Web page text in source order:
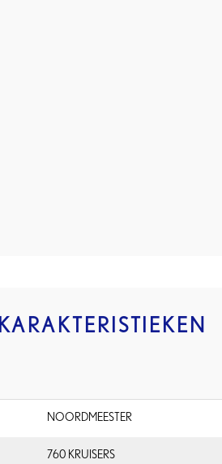
KARAKTERISTIEKEN
NOORDMEESTER
760 KRUISERS